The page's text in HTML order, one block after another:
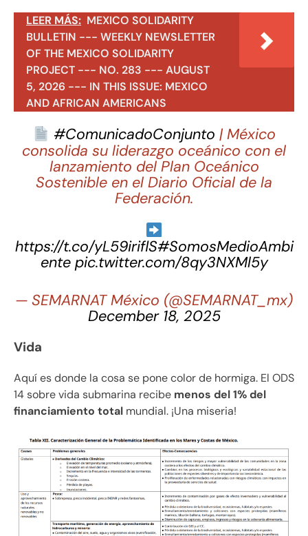
LEER MÁS: MEXICO SOLIDARITY
BULLETIN --- WEEKLY NEWSLETTER
OF THE MEXICO SOLIDARITY
PROJECT --- NO. 283 --- AUGUST
5, 2026 --- IN THIS ISSUE: MEXICO
AND AFRICAN AMERICANS
#ComunicadoConjunto | México
consolida su liderazgo oceánico con el
lanzamiento del Plan Oceánico
Sostenible en el Diario Oficial de la
Federación.
https://t.co/yL59iriflS#SomosMedioAmbi
ente pic.twitter.com/8qy3NXMl5y
— SEMARNAT México (@SEMARNAT_mx)
December 18, 2025
Vida
Aquí es donde la cosa se pone color de hormiga. El ODS
14 sobre vida submarina recibe menos del 1% del
financiamiento total mundial. ¡Una miseria!